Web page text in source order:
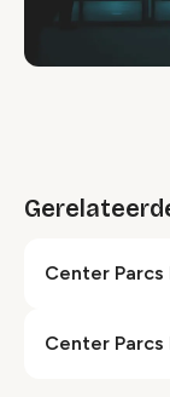
Center
Center Parcs